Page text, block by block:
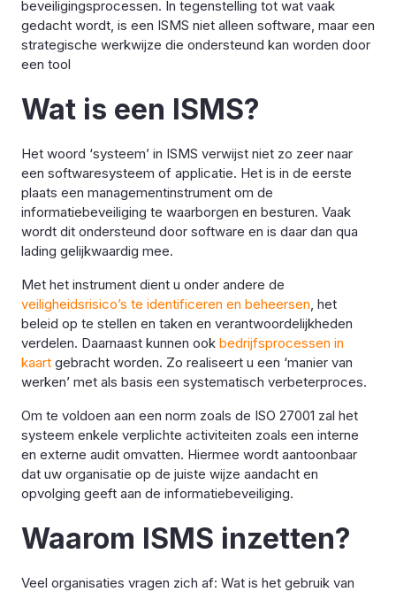
beveiligingsprocessen. In tegenstelling tot wat vaak
gedacht wordt, is een ISMS niet alleen software, maar een
strategische werkwijze die ondersteund kan worden door
een tool
Wat is een ISMS?
Het woord ‘systeem’ in ISMS verwijst niet zo zeer naar
een softwaresysteem of applicatie. Het is in de eerste
plaats een managementinstrument om de
informatiebeveiliging te waarborgen en besturen. Vaak
wordt dit ondersteund door software en is daar dan qua
lading gelijkwaardig mee.
Met het instrument dient u onder andere de
veiligheidsrisico’s te identificeren en beheersen , het
beleid op te stellen en taken en verantwoordelijkheden
verdelen. Daarnaast kunnen ook bedrijfsprocessen in
kaart gebracht worden. Zo realiseert u een ‘manier van
werken’ met als basis een systematisch verbeterproces.
Om te voldoen aan een norm zoals de ISO 27001 zal het
systeem enkele verplichte activiteiten zoals een interne
en externe audit omvatten. Hiermee wordt aantoonbaar
dat uw organisatie op de juiste wijze aandacht en
opvolging geeft aan de informatiebeveiliging.
Waarom ISMS inzetten?
Veel organisaties vragen zich af: Wat is het gebruik van